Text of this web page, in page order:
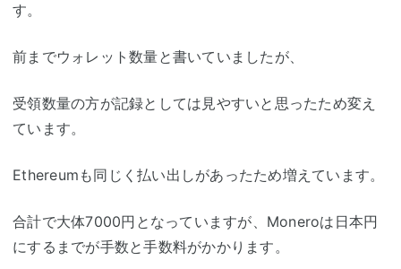
す。
前までウォレット数量と書いていましたが、
受領数量の方が記録としては見やすいと思ったため変え
ています。
Ethereumも同じく払い出しがあったため増えています。
合計で大体7000円となっていますが、Moneroは日本円
にするまでが手数と手数料がかかります。